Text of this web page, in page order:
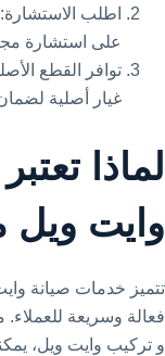
اطلب
على استشارة
توافر القطع
غيار أصلية
لماذا
وايت ويل
تتميز خدمات صيانة
فعالة وسريعة
و تركيب وايت ويل،